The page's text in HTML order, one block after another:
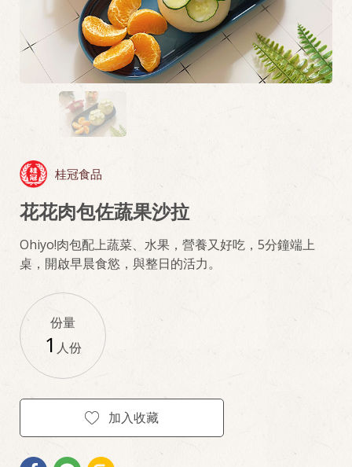
桂冠食品
花花肉包佐蔬果沙拉
Ohiyo!肉包配上蔬菜、水果，營養又好吃，5分鐘端上
桌，開啟早晨食慾，與整日的活力。
份量
1 人份
加入收藏